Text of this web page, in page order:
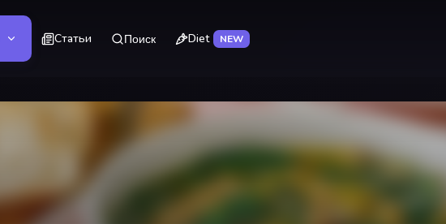
Статьи Поиск Diet NEW